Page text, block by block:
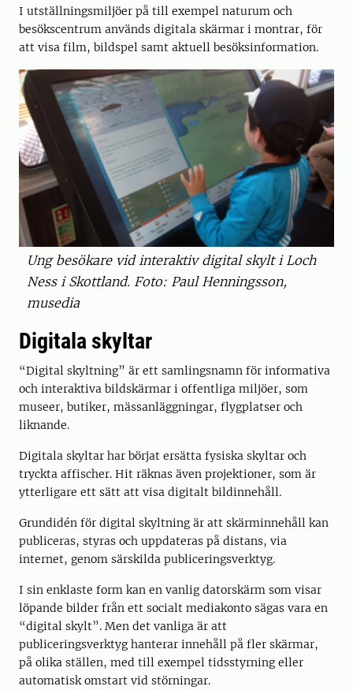
I utställningsmiljöer på till exempel naturum och
besökscentrum används digitala skärmar i montrar, för
att visa film, bildspel samt aktuell besöksinformation.
Ung besökare vid interaktiv digital skylt i Loch
Ness i Skottland. Foto: Paul Henningsson,
musedia
Digitala skyltar
“Digital skyltning” är ett samlingsnamn för informativa
och interaktiva bildskärmar i offentliga miljöer, som
museer, butiker, mässanläggningar, flygplatser och
liknande.
Digitala skyltar har börjat ersätta fysiska skyltar och
tryckta affischer. Hit räknas även projektioner, som är
ytterligare ett sätt att visa digitalt bildinnehåll.
Grundidén för digital skyltning är att skärminnehåll kan
publiceras, styras och uppdateras på distans, via
internet, genom särskilda publiceringsverktyg.
I sin enklaste form kan en vanlig datorskärm som visar
löpande bilder från ett socialt mediakonto sägas vara en
“digital skylt”. Men det vanliga är att
publiceringsverktyg hanterar innehåll på fler skärmar,
på olika ställen, med till exempel tidsstyrning eller
automatisk omstart vid störningar.